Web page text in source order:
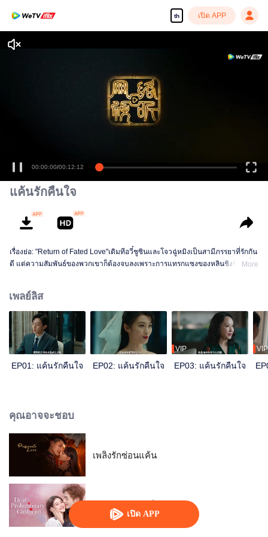
th เปิด APP
เปิด APP
00:00:00/00:12:12
แค้นรักคืนใจ
เรื่องย่อ: "Return of Fated Love"เดิมทีอวี๋ชูซินและโจวฉู่หมิงเป็นสามีภรรยาที่รักกัน
ดี แต่ความสัมพันธ์ของพวกเขาก็ต้องจบลงเพราะการแทรกแซงของหลินชิงชิง อวี๋ชู
ใจแกล้งความจำเสื่อม
More
เพลย์ลิส
EP01: แค้นรักคืนใจ EP02: แค้นรักคืนใจ
VIP
EP03: แค้นรักคืนใจ
VIP
คุณอาจจะชอบ
เพลิงรักซ่อนแค้น